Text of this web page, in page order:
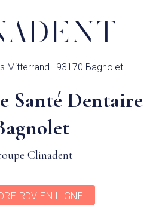
Mitterrand | 93170 Bagnolet
Santé Dentaire
Clinadent
RDV EN LIGNE